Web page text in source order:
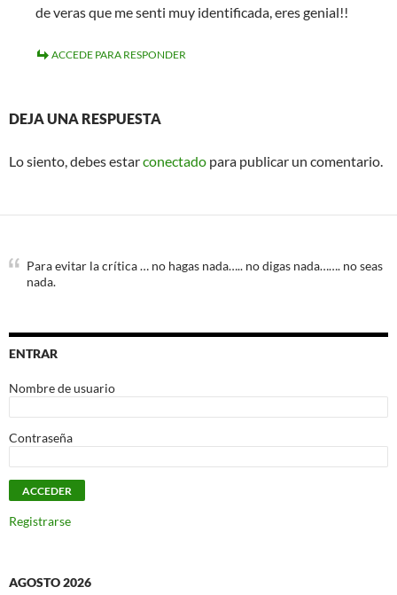
de veras que me senti muy identificada, eres genial!!
ACCEDE PARA RESPONDER
DEJA UNA RESPUESTA
Lo siento, debes estarconectado para publicar un comentario.
Para evitar la crítica … no hagas nada….. no digas nada……. no seas
nada.
ENTRAR
Nombre de usuario
Contraseña
Registrarse
AGOSTO 2026